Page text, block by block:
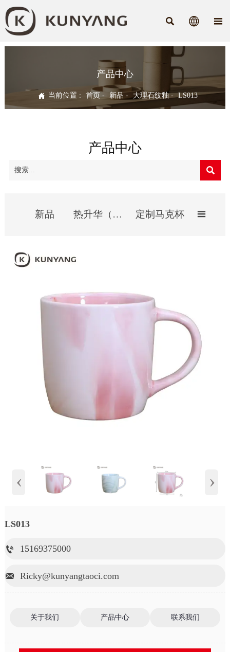
  
产品中心
 当前位置 : 首页- 新品 - 大理石纹釉- LS013
产品中心

新品 热升华（影像）杯 定制马克杯 
‹ ›
LS013
 15169375000
 Ricky@kunyangtaoci.com
关于我们 产品中心 联系我们